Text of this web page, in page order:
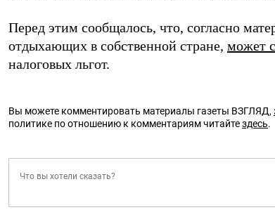
Перед этим сообщалось, что, согласно
отдыхающих в собственной стране, может
налоговых льгот.
Вы можете комментировать материалы газеты ВЗГЛЯД,
политике по отношению к комментариям читайтездесь.